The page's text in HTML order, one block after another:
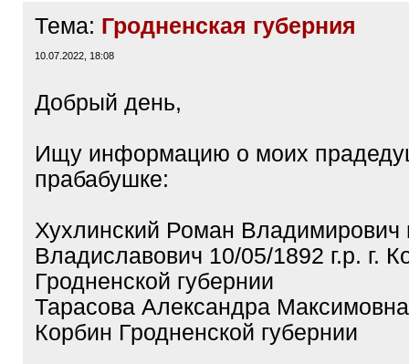
Тема: Гродненская губерния
10.07.2022, 18:08
Добрый день,
Ищу информацию о моих
прабабушке:
Хухлинский Роман Владимирович
Владиславович 10/05/1892 г.р. г.
Гродненской губернии
Тарасова Александра Максимовна
Корбин Гродненской губернии